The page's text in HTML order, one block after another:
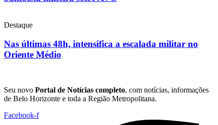
Destaque
Nas últimas 48h, intensifica a escalada militar no
Oriente Médio
Seu novo Portal de Notícias completo, com notícias, informações
de Belo Horizonte e toda a Região Metropolitana.
Facebook-f